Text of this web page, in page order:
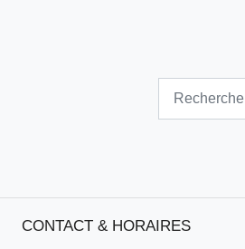
CONTACT & HORAIRES